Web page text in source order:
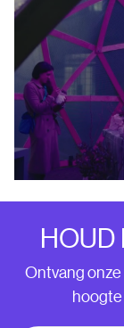
HOUD
Ontvang
hoogte